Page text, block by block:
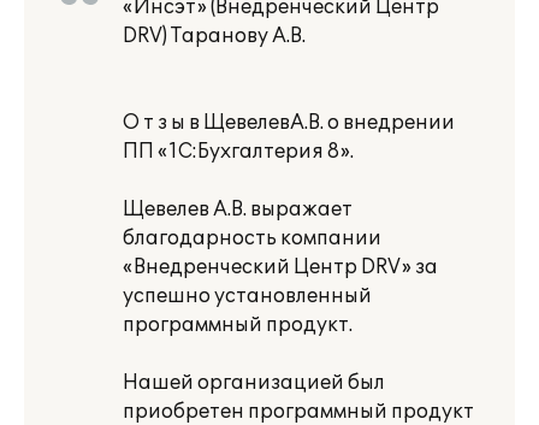
«Инсэт» (Внедренческий Центр
DRV) Таранову А.В.
О т з ы в ЩевелевА.В. о внедрении
ПП «1С:Бухгалтерия 8».
Щевелев А.В. выражает
благодарность компании
«Внедренческий Центр DRV» за
успешно установленный
программный продукт.
Нашей организацией был
приобретен программный продукт